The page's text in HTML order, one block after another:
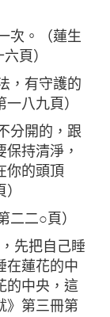
次。（蓮生
頁）
，有守護的
八九頁）
分開的，跟
持清淨，
你的頭頂
二二○頁）
先把自己睡
在蓮花的中
的中央，這
》第三冊第